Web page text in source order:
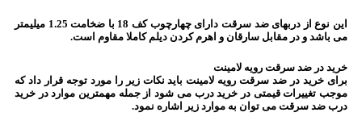
این نوع از دربهای ضد سرقت دارای چهارچوب کف 18 با ضخامت 1.25 میلیمتر
می باشد و در مقابل سارقان و اهرم کردن دیلم کاملا مقاوم است.
خرید در ضد سرقت رویه لامینت
برای خرید در ضد سرقت رویه لامینت باید نکات زیر را مورد توجه قرار داد که
موجب تغییرات قیمتی در خرید درب می شود از جمله مهمترین موارد در خرید
درب ضد سرقت می توان به موارد زیر اشاره نمود.